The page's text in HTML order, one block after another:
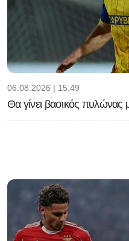
06.08.2026 | 15:49
Θα γίνει βασικός πυλώνας